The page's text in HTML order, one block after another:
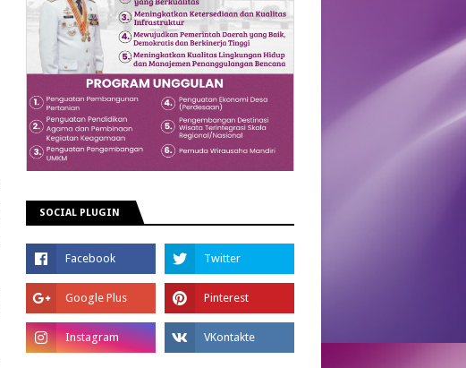
SOCIAL PLUGIN